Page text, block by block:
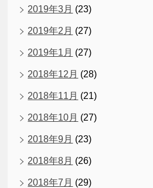
2019年3月 (23)
2019年2月 (27)
2019年1月 (27)
2018年12月 (28)
2018年11月 (21)
2018年10月 (27)
2018年9月 (23)
2018年8月 (26)
2018年7月 (29)